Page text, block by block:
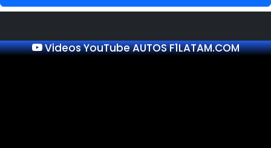
Videos YouTube AUTOS F1LATAM.COM